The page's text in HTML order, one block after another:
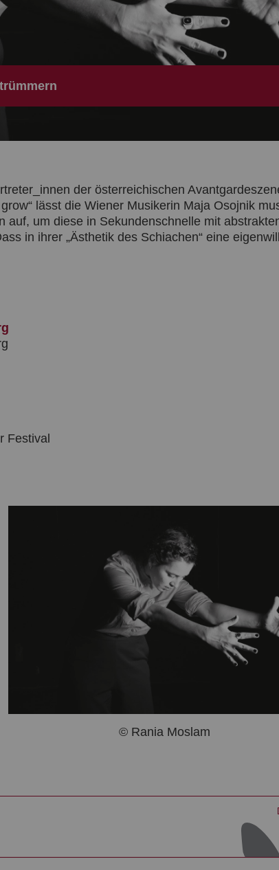
der österreichischen
lässt die Wiener Musikerin Maja Osojnik
auf, um diese in Sekundenschnelle mit
in ihrer „Ästhetik des Schiachen“ eine
Festival
© Rania Moslam